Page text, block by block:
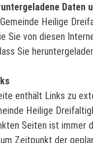
Daten
Heilige
Sie von diesen
Sie
enthält Links zu
Heilige
Seiten ist immer
Zeitpunkt der